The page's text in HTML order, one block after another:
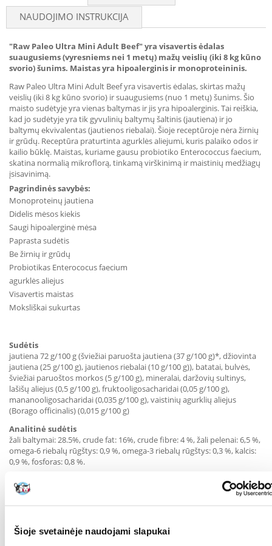
Šioje svetainėje naudojami slapukai
NAUDOJIMO INSTRUKCIJA
"Raw Paleo Ultra Mini Adult Beef" yra visavertis ėdalas
suaugusiems (vyresniems nei 1 metų) mažų veislių (iki 8 kg kūno
svorio) šunims. Maistas yra hipoalerginis ir monoproteininis.
Raw Paleo Ultra Mini Adult Beef yra visavertis ėdalas, skirtas mažų
veislių (iki 8 kg kūno svorio) ir suaugusiems (nuo 1 metų) šunims. Šio
maisto sudėtyje yra vienas baltymas ir jis yra hipoalerginis. Tai reiškia,
kad jo sudėtyje yra tik gyvulinių baltymų šaltinis (jautiena) ir jo
baltymų ekvivalentas (jautienos riebalai). Šioje receptūroje nėra žirnių
ir grūdų. Receptūra praturtinta agurklės aliejumi, kuris palaiko odos ir
kailio būklę. Maistas, kuriame gausu probiotiko Enterococcus faecium,
skatina normalią mikroflorą, tinkamą virškinimą ir maistinių medžiagų
įsisavinimą.
Pagrindinės savybės:
Monoproteinų jautiena
Didelis mėsos kiekis
Saugi hipoalerginė mėsa
Paprasta sudėtis
Be žirnių ir grūdų
Probiotikas Enterococus faecium
agurklės aliejus
Visavertis maistas
Moksliškai sukurtas
Sudėtis
jautiena 72 g/100 g (šviežiai paruošta jautiena (37 g/100 g)*, džiovinta
jautiena (25 g/100 g), jautienos riebalai (10 g/100 g)), batatai, bulvės,
šviežiai paruoštos morkos (5 g/100 g), mineralai, daržovių sultinys,
lašišų aliejus (0,5 g/100 g), fruktooligosacharidai (0,05 g/100 g),
mananooligosacharidai (0,035 g/100 g), vaistinių agurklių aliejus
(Borago officinalis) (0,015 g/100 g)
Analitinė sudėtis
žali baltymai: 28.5%, crude fat: 16%, crude fibre: 4 %, žali pelenai: 6,5 %,
omega-6 riebalų rūgštys: 0,9 %, omega-3 riebalų rūgštys: 0,3 %, kalcis:
0,9 %, fosforas: 0,8 %.
Maisto papildai
vitaminai: vitaminas A (3a672a) 14423 TV, vitaminas D3 (3a671) 2000
monohidratas, 3b103) 48 mg, manganas (mangano sulfato
monohidratas, 3b503) 34 mg, varis (vario (II) sulfato pentahidratas,